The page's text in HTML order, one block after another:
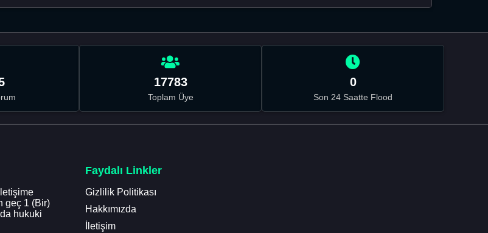
17783
Toplam Üye
0
Son 24 Saatte Flood
geç 1 (Bir)
hukuki
Faydalı Linkler
Gizlilik Politikası
Hakkımızda
İletişim